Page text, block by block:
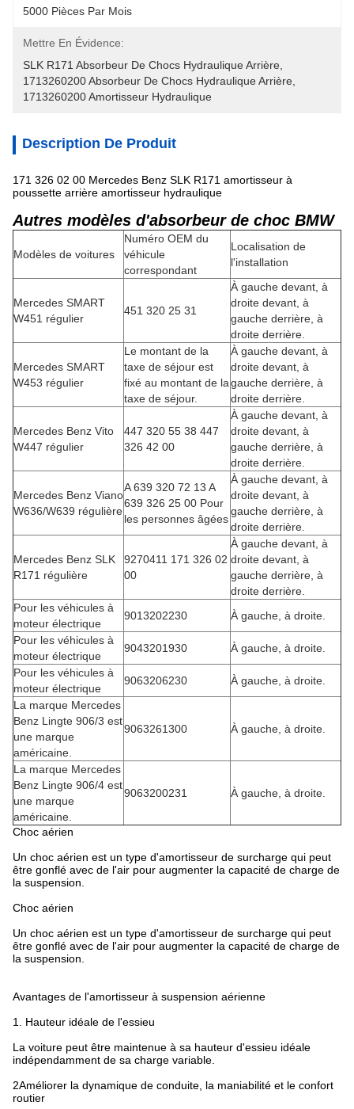
5000 Pièces Par Mois
Mettre En Évidence:
SLK R171 Absorbeur De Chocs Hydraulique Arrière
1713260200 Absorbeur De Chocs Hydraulique Arrière
1713260200 Amortisseur Hydraulique
Description De Produit
171 326 02 00 Mercedes Benz SLK R171 amortisseur à
poussette arrière amortisseur hydraulique
Autres modèles d'absorbeur de choc BMW
Modèles de voitures
Numéro OEM du
véhicule
correspondant
Localisation de
l'installation
Mercedes SMART
W451 régulier
451 320 25 31
À gauche devant, à
droite devant, à
gauche derrière, à
droite derrière.
Mercedes SMART
W453 régulier
Le montant de la
taxe de séjour est
fixé au montant de la
taxe de séjour.
À gauche devant, à
droite devant, à
gauche derrière, à
droite derrière.
Mercedes Benz Vito
W447 régulier
447 320 55 38 447
326 42 00
À gauche devant, à
droite devant, à
gauche derrière, à
droite derrière.
Mercedes Benz Viano
W636/W639 régulière
A 639 320 72 13 A
639 326 25 00 Pour
les personnes âgées
À gauche devant, à
droite devant, à
gauche derrière, à
droite derrière.
Mercedes Benz SLK
R171 régulière
9270411 171 326 02
00
À gauche devant, à
droite devant, à
gauche derrière, à
droite derrière.
Pour les véhicules à
moteur électrique
9013202230
À gauche, à droite.
Pour les véhicules à
moteur électrique
9043201930
À gauche, à droite.
Pour les véhicules à
moteur électrique
9063206230
À gauche, à droite.
La marque Mercedes
Benz Lingte 906/3 est
une marque
américaine.
9063261300 À gauche, à droite.
La marque Mercedes
Benz Lingte 906/4 est
une marque
américaine.
9063200231 À gauche, à droite.
Choc aérien
Un choc aérien est un type d'amortisseur de surcharge qui peut
être gonflé avec de l'air pour augmenter la capacité de charge de
la suspension.
Choc aérien
Un choc aérien est un type d'amortisseur de surcharge qui peut
être gonflé avec de l'air pour augmenter la capacité de charge de
la suspension.
Avantages de l'amortisseur à suspension aérienne
1. Hauteur idéale de l'essieu
La voiture peut être maintenue à sa hauteur d'essieu idéale
indépendamment de sa charge variable.
2Améliorer la dynamique de conduite, la maniabilité et le confort
routier